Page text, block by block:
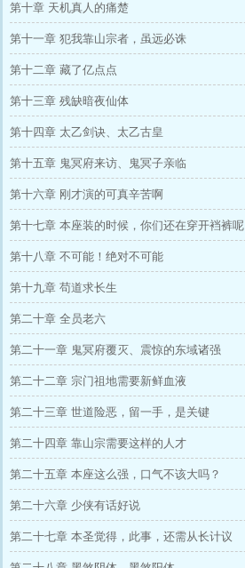
第十章 天机真人的痛楚
第十一章 犯我靠山宗者，虽远必诛
第十二章 藏了亿点点
第十三章 残缺暗夜仙体
第十四章 太乙剑诀、太乙古皇
第十五章 鬼冥府来访、鬼冥子亲临
第十六章 刚才演的可真辛苦啊
第十七章 本座装的时候，你们还在穿开裆裤呢
第十八章 不可能！绝对不可能
第十九章 苟道求长生
第二十章 全员老六
第二十一章 鬼冥府覆灭、震惊的东域诸强
第二十二章 宗门祖地需要新鲜血液
第二十三章 世道险恶，留一手，是关键
第二十四章 靠山宗需要这样的人才
第二十五章 本座这么强，口气不该大吗？
第二十六章 少侠有话好说
第二十七章 本圣觉得，此事，还需从长计议